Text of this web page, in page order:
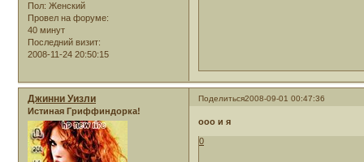
Пол: Женский
Провел на форуме:
40 минут
Последний визит:
2008-11-24 20:50:15
Поделиться2008-09-01 00:47:36
Джинни Уизли
Истиная Гриффиндорка!
ооо и я
0